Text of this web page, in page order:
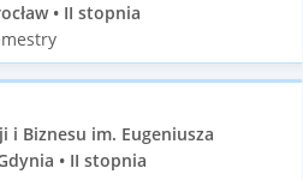
• II stopnia
i Biznesu im. Eugeniusza
• II stopnia